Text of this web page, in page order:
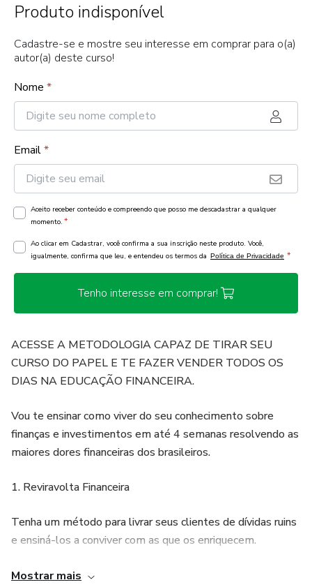
Produto indisponível
Cadastre-se e mostre seu interesse em comprar para o(a)
autor(a) deste curso!
Nome *
Email*
Aceito receber conteúdo e compreendo que posso me descadastrar a qualquer
momento. *
Ao clicar em Cadastrar, você confirma a sua inscrição neste produto. Você,
igualmente, confirma que leu, e entendeu os termos da Política de Privacidade *
Tenho interesse em comprar!
ACESSE A METODOLOGIA CAPAZ DE TIRAR SEU
CURSO DO PAPEL E TE FAZER VENDER TODOS OS
DIAS NA EDUCAÇÃO FINANCEIRA.
Vou te ensinar como viver do seu conhecimento sobre
finanças e investimentos em até 4 semanas resolvendo as
maiores dores financeiras dos brasileiros.
1. Reviravolta Financeira
Tenha um método para livrar seus clientes de dívidas ruins
e ensiná-los a conviver com as que os enriquecem.
2. Tesouro Direto ao Ponto
Mostrar mais